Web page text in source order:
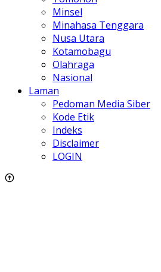
Minsel
Minahasa Tenggara
Nusa Utara
Kotamobagu
Olahraga
Nasional
Laman
Pedoman Media Siber
Kode Etik
Indeks
Disclaimer
LOGIN